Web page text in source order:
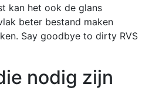
kan het ook de glans
beter bestand maken
Say goodbye to dirty RVS
nodig zijn